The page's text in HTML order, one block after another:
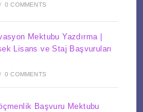
/ 0 COMMENTS
Mektubu Yazdırma |
Lisans ve Staj Başvuruları
/ 0 COMMENTS
Başvuru Mektubu